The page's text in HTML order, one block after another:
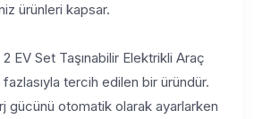
ürünleri kapsar.
EV Set Taşınabilir Elektrikli Araç
tercih edilen bir üründür.
gücünü otomatik olarak ayarlarken